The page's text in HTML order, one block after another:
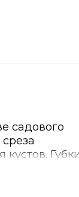
садового
Губки
винтом